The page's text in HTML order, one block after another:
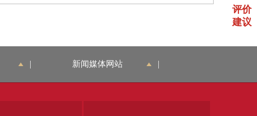
评价
建议
新闻媒体网站